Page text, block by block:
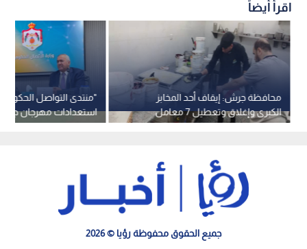
اقرأ أيضاً
"منتدى التواصل
استعدادات مهرجان
الأربعين
محافظة جرش: إيقاف أحد المخابز
الكبرى وإغلاق وتعطيل 7 معامل
تابعة له لمخالفة السلامة العامة
جميع الحقوق محفوظة رؤيا © 2026